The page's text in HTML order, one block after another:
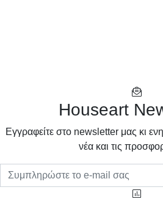
Houseart
Eγγραφείτε στο newsletter μας κι
νέα και τις